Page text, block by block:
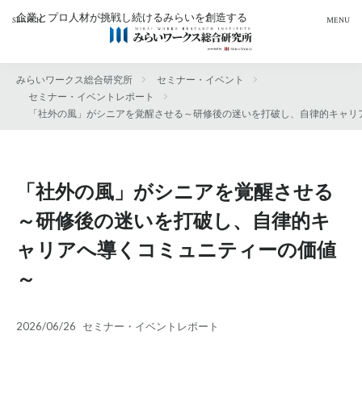
企業とプロ人材が挑戦し続けるみらいを創造する
みらいワークス総合研究所
セミナー・イベント
セミナー・イベントレポート
「社外の風」がシニアを覚醒させる～研修後の迷いを打破し、自律的キャ
「社外の風」がシニアを覚醒させる
～研修後の迷いを打破し、自律的キ
ャリアへ導くコミュニティーの価値
～
2026/06/26 セミナー・イベントレポート
人的資本経営 リスキリング 外部人材活用
カテゴリー
「働き方の自由化」への人材戦略
AIの現在地から考える人材開発
アンケート
エフェクチュエ―ション
キャリア自律
キリンホールディングス